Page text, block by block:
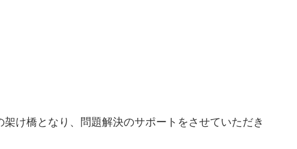
け橋となり、問題解決のサポートをさせていただき